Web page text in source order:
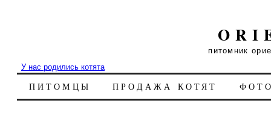
питомник
У нас родились котята
ПИТОМЦЫ ПРОДАЖА КОТЯТ